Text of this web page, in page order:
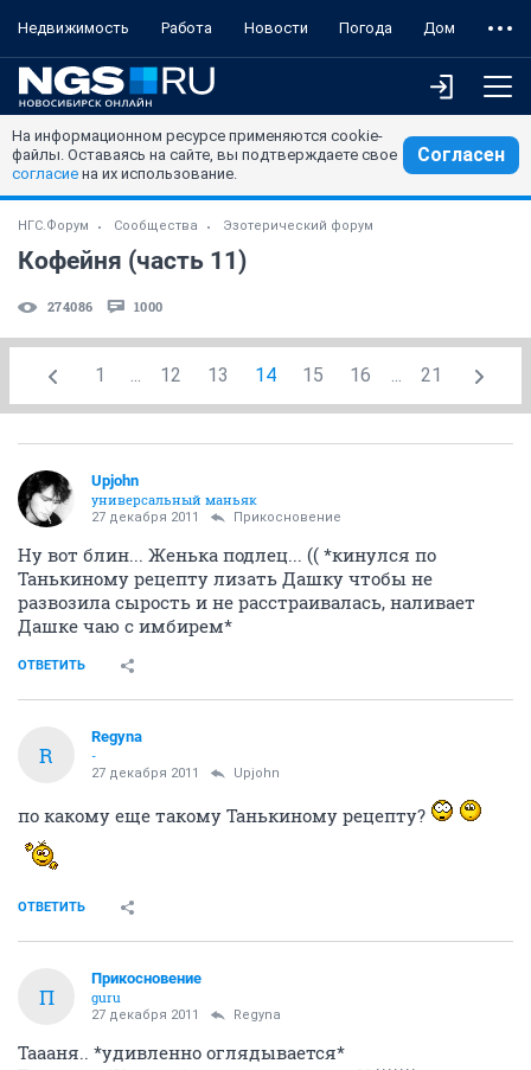
Недвижимость Работа Новости Погода Дом
На информационном ресурсе применяются cookie-
файлы. Оставаясь на сайте, вы подтверждаете свое
согласие на их использование.
Согласен
НГС.Форум Сообщества Эзотерический форум
Кофейня (часть 11)
274086 1000
1 ... 12 13 14 15 16 ... 21
Upjohn
универсальный маньяк
27 декабря 2011 Прикосновение
Ну вот блин... Женька подлец... (( *кинулся по
Танькиному рецепту лизать Дашку чтобы не
развозила сырость и не расстраивалась, наливает
Дашке чаю с имбирем*
ОТВЕТИТЬ
R
Regyna
-
27 декабря 2011 Upjohn
по какому еще такому Танькиному рецепту?
ОТВЕТИТЬ
П
Прикосновение
guru
27 декабря 2011 Regyna
Таааня.. *удивленно оглядывается*